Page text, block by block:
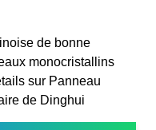
de bonne
monocristallins
sur Panneau
de Dinghui